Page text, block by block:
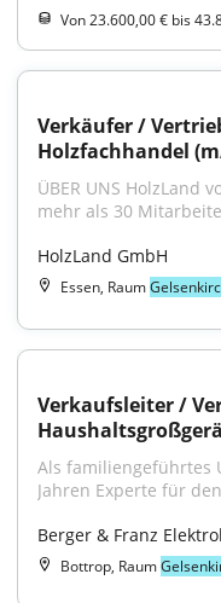
Von 23.600,00 € bis
Verkäufer /
Holzfachhandel
ÜBER UNS HolzLand
mehr als 30
HolzLand GmbH
Essen, Raum
Verkaufsleiter /
Als familiengeführtes
Jahren Experte für
Berger & Franz
Bottrop, Raum